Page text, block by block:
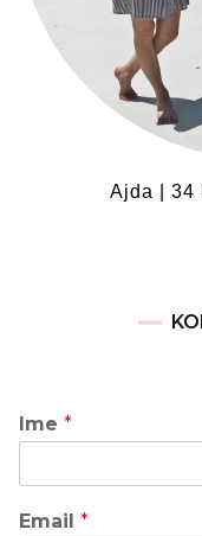
Ajda | 34
Ime *
Email *